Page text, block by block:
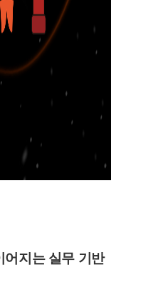
어지는 실무 기반